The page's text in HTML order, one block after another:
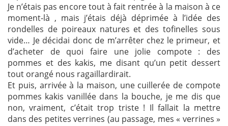
Je n’étais pas encore tout à fait rentrée à la maison à ce
moment-là , mais j’étais déjà déprimée à l’idée des
rondelles de poireaux natures et des tofinelles sous
vide… Je décidai donc de m’arrêter chez le primeur, et
d’acheter de quoi faire une jolie compote : des
pommes et des kakis, me disant qu’un petit dessert
tout orangé nous ragaillardirait.
Et puis, arrivée à la maison, une cuillerée de compote
pommes kakis vanillée dans la bouche, je me dis que
non, vraiment, c’était trop triste ! Il fallait la mettre
dans des petites verrines (au passage, mes « verrines »